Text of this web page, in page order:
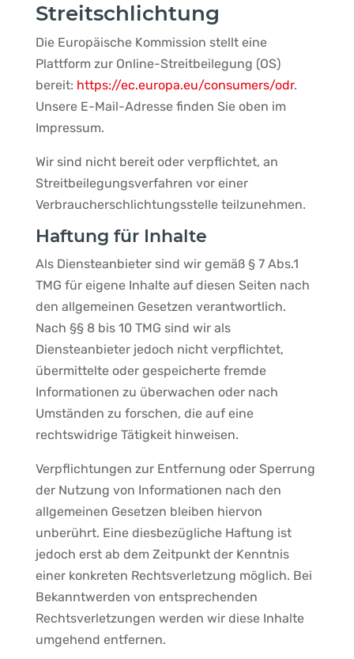
Streitschlichtung
Die Europäische Kommission stellt eine
Plattform zur Online-Streitbeilegung (OS)
bereit: https://ec.europa.eu/consumers/odr.
Unsere E-Mail-Adresse finden Sie oben im
Impressum.
Wir sind nicht bereit oder verpflichtet, an
Streitbeilegungsverfahren vor einer
Verbraucherschlichtungsstelle teilzunehmen.
Haftung für Inhalte
Als Diensteanbieter sind wir gemäß § 7 Abs.1
TMG für eigene Inhalte auf diesen Seiten nach
den allgemeinen Gesetzen verantwortlich.
Nach §§ 8 bis 10 TMG sind wir als
Diensteanbieter jedoch nicht verpflichtet,
übermittelte oder gespeicherte fremde
Informationen zu überwachen oder nach
Umständen zu forschen, die auf eine
rechtswidrige Tätigkeit hinweisen.
Verpflichtungen zur Entfernung oder Sperrung
der Nutzung von Informationen nach den
allgemeinen Gesetzen bleiben hiervon
unberührt. Eine diesbezügliche Haftung ist
jedoch erst ab dem Zeitpunkt der Kenntnis
einer konkreten Rechtsverletzung möglich. Bei
Bekanntwerden von entsprechenden
Rechtsverletzungen werden wir diese Inhalte
umgehend entfernen.